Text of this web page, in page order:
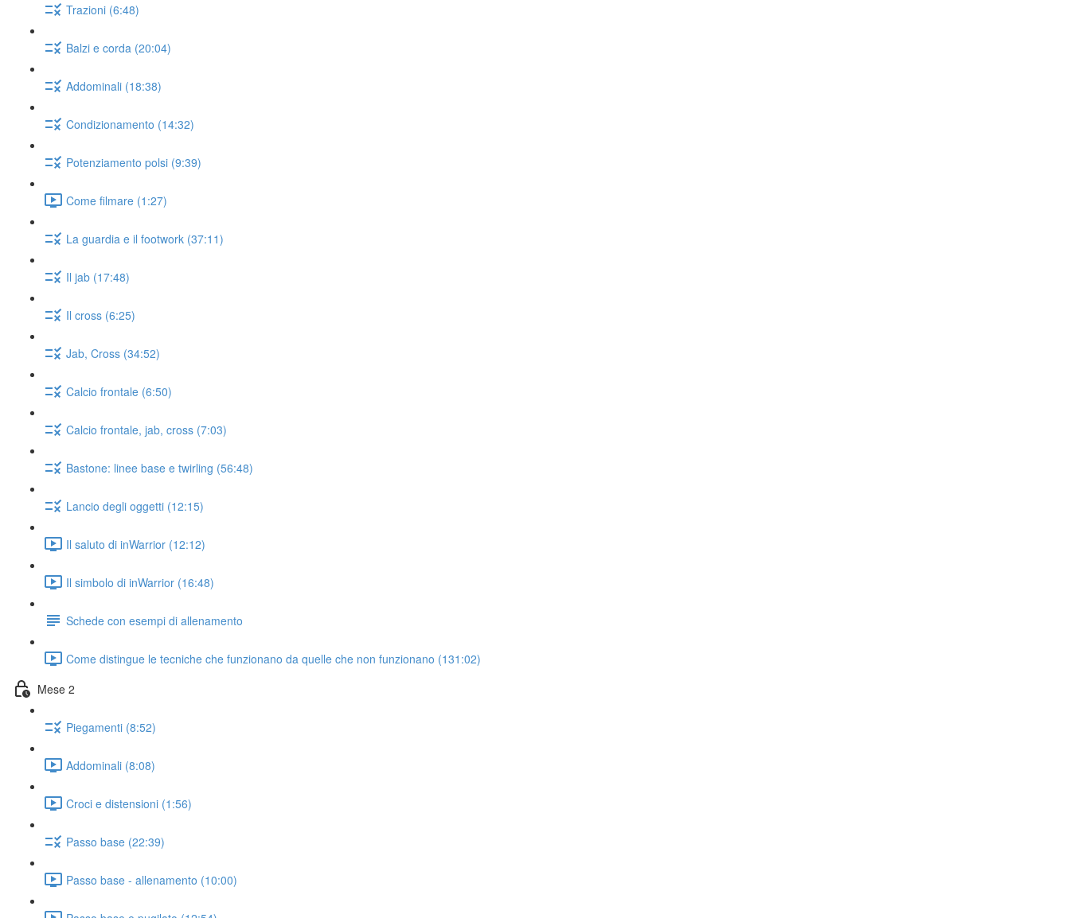
Trazioni (6:48)
Balzi e corda (20:04)
Addominali (18:38)
Condizionamento (14:32)
Potenziamento polsi (9:39)
Come filmare (1:27)
La guardia e il footwork (37:11)
Il jab (17:48)
Il cross (6:25)
Jab, Cross (34:52)
Calcio frontale (6:50)
Calcio frontale, jab, cross (7:03)
Bastone: linee base e twirling (56:48)
Lancio degli oggetti (12:15)
Il saluto di inWarrior (12:12)
Il simbolo di inWarrior (16:48)
Schede con esempi di allenamento
Come distingue le tecniche che funzionano da quelle che non funzionano (131:02)
Mese 2
Piegamenti (8:52)
Addominali (8:08)
Croci e distensioni (1:56)
Passo base (22:39)
Passo base - allenamento (10:00)